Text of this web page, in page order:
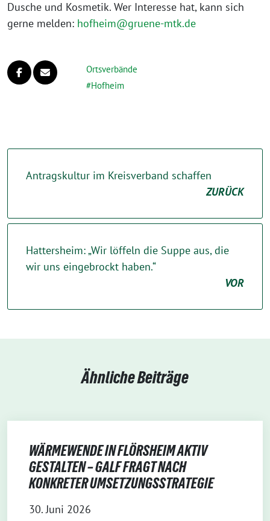
Dusche und Kosmetik. Wer Interesse hat, kann sich
gerne melden: hofheim@gruene-mtk.de
Ortsverbände
Hofheim
Antragskultur im Kreisverband schaffen
ZURÜCK
Hattersheim: „Wir löffeln die Suppe aus, die
wir uns eingebrockt haben.“
VOR
Ähnliche Beiträge
WÄRMEWENDE IN FLÖRSHEIM AKTIV
GESTALTEN – GALF FRAGT NACH
KONKRETER UMSETZUNGSSTRATEGIE
30. Juni 2026